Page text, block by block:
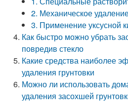
2. Механическое
3. Применение уксусной
Как быстро можно убрать
повредив стекло
Какие средства наиболее
удаления грунтовки
Можно ли использовать
удаления засохшей